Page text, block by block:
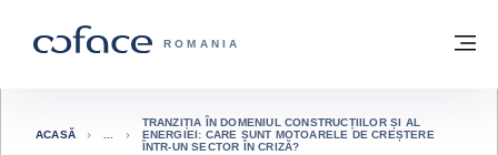
COFACE FOR TRADE - WEBSITE GRUP
ROMANIA
Înapoi la pagina de start
ACASĂ
TRANZIȚIA ÎN DOMENIUL CONSTRUCȚIILOR ȘI AL
ENERGIEI: CARE SUNT MOTOARELE DE CREȘTERE
ÎNTR-UN SECTOR ÎN CRIZĂ?